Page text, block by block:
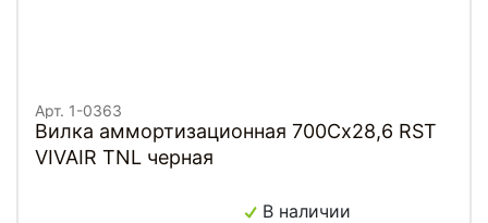
Арт. 1-0363
Вилка аммортизационная 700Сх28,6 RST
VIVAIR TNL черная
В наличии